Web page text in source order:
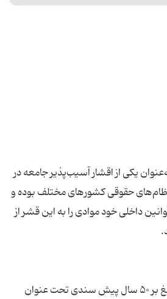
یکی از اقشار آسیب‌پذیر جامعه در
حقوقی کشورهای مختلف بوده و
داخلی خود موادی را به این قشر از
در بعد بین‌المللی هم، بالغ بر ۵۰ سال پیش سندی تحت عنوان